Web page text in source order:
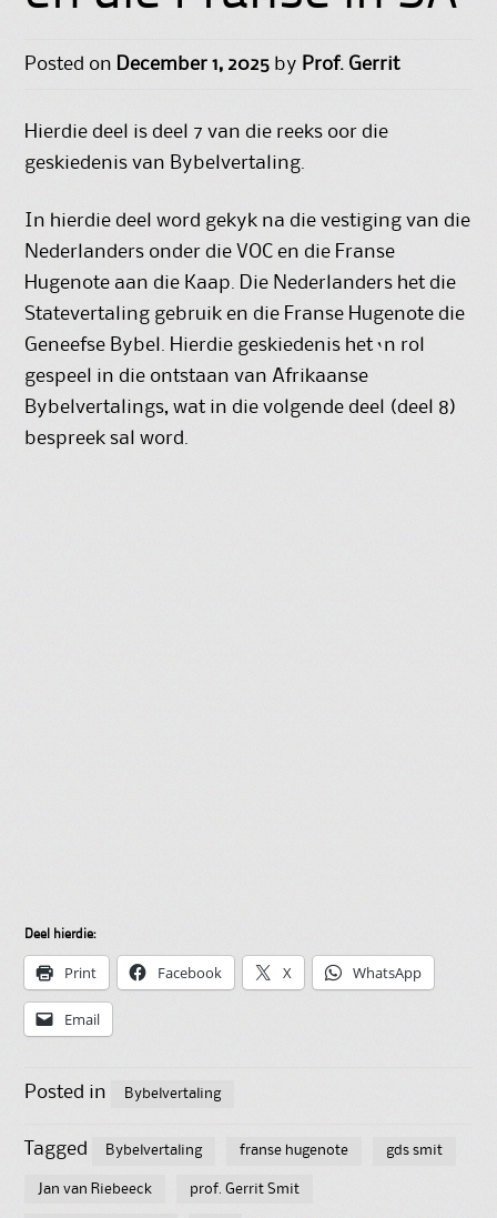
Posted on December 1, 2025 by Prof. Gerrit
Hierdie deel is deel 7 van die reeks oor die
geskiedenis van Bybelvertaling.
In hierdie deel word gekyk na die vestiging van die
Nederlanders onder die VOC en die Franse
Hugenote aan die Kaap. Die Nederlanders het die
Statevertaling gebruik en die Franse Hugenote die
Geneefse Bybel. Hierdie geskiedenis het ‘n rol
gespeel in die ontstaan van Afrikaanse
Bybelvertalings, wat in die volgende deel (deel 8)
bespreek sal word.
Deel hierdie:
Print Facebook X WhatsApp
Email
Posted in Bybelvertaling
Tagged Bybelvertaling franse hugenote gds smit
Jan van Riebeeck prof. Gerrit Smit